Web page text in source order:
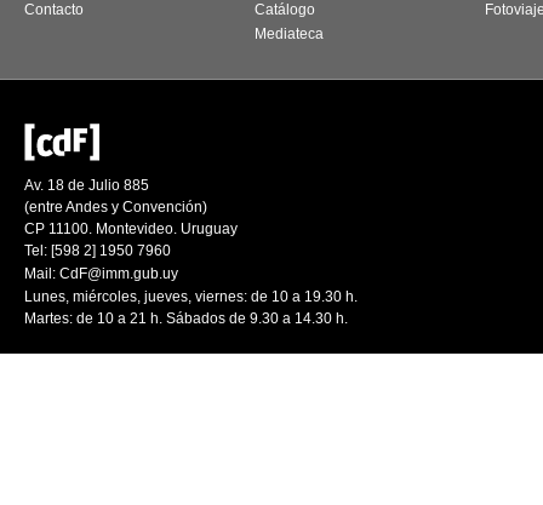
Contacto
Catálogo
Mediateca
Av. 18 de Julio 885
(entre Andes y Convención)
CP 11100. Montevideo. Uruguay
Tel: [598 2] 1950 7960
Mail: CdF@imm.gub.uy
Lunes, miércoles, jueves, viernes: de 10 a 19.30 h.
Martes: de 10 a 21 h. Sábados de 9.30 a 14.30 h.